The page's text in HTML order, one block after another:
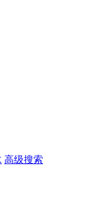
高级搜索